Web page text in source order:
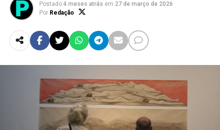
Postado 4 meses atrás em 27 de março de 2026
Por Redação